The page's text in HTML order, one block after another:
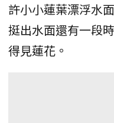
許小小蓮葉漂浮水
挺出水面還有一段
得見蓮花。